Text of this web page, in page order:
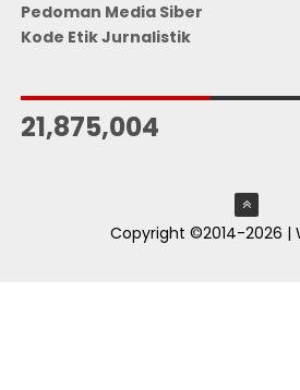
Pedoman Media Siber
Kode Etik Jurnalistik
21,875,004
Copyright ©2014-2026 |